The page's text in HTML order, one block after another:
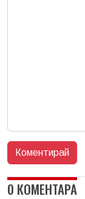
0 КОМЕНТАРА